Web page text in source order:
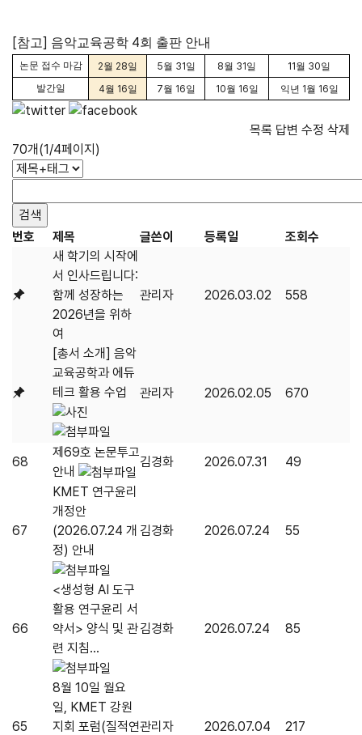
[참고] 음악교육공학 4회 출판 안내
논문 접수 마감 2월 28일 5월 31 일 8월 31 일 11 월 30일
발간일
4월 16일 7월 16일 10월 16일 익년 1 월 16일
목록 답변 수정 삭제
70개(1/4페이지)
번호 제목 글쓴이 등록일
조회수
새 학기의 시작에
서 인사드립니다:
함께 성장하는
2026년을 위하
여
관리자 2026.03.02 558
[총서 소개] 음악
교육공학과 에듀
테크 활용 수업
관리자 2026.02.05 670
68
제69호 논문투고
안내
김경화 2026.07.31 49
67
KMET 연구윤리
개정안
(2026.07.24 개
정) 안내
김경화 2026.07.24 55
66
<생성형 AI 도구
활용 연구윤리 서
약서> 양식 및 관
련 지침...
김경화 2026.07.24 85
65
8월 10일 월요
일, KMET 강원
지회 포럼(질적연관리자 2026.07.04 217